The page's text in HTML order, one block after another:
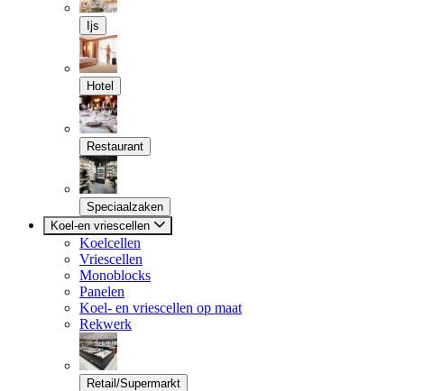
Ijs
Hotel
Restaurant
Speciaalzaken
Koel-en vriescellen
Koelcellen
Vriescellen
Monoblocks
Panelen
Koel- en vriescellen op maat
Rekwerk
Retail/Supermarkt